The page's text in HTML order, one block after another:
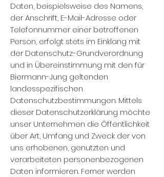
Daten, beispielsweise des Namens,
der Anschrift, E-Mail-Adresse oder
Telefonnummer einer betroffenen
Person, erfolgt stets im Einklang mit
der Datenschutz-Grundverordnung
und in Übereinstimmung mit den für
Biermann-Jung geltenden
landesspezifischen
Datenschutzbestimmungen. Mittels
dieser Datenschutzerklärung möchte
unser Unternehmen die Öffentlichkeit
über Art, Umfang und Zweck der von
uns erhobenen, genutzten und
verarbeiteten personenbezogenen
Daten informieren. Ferner werden